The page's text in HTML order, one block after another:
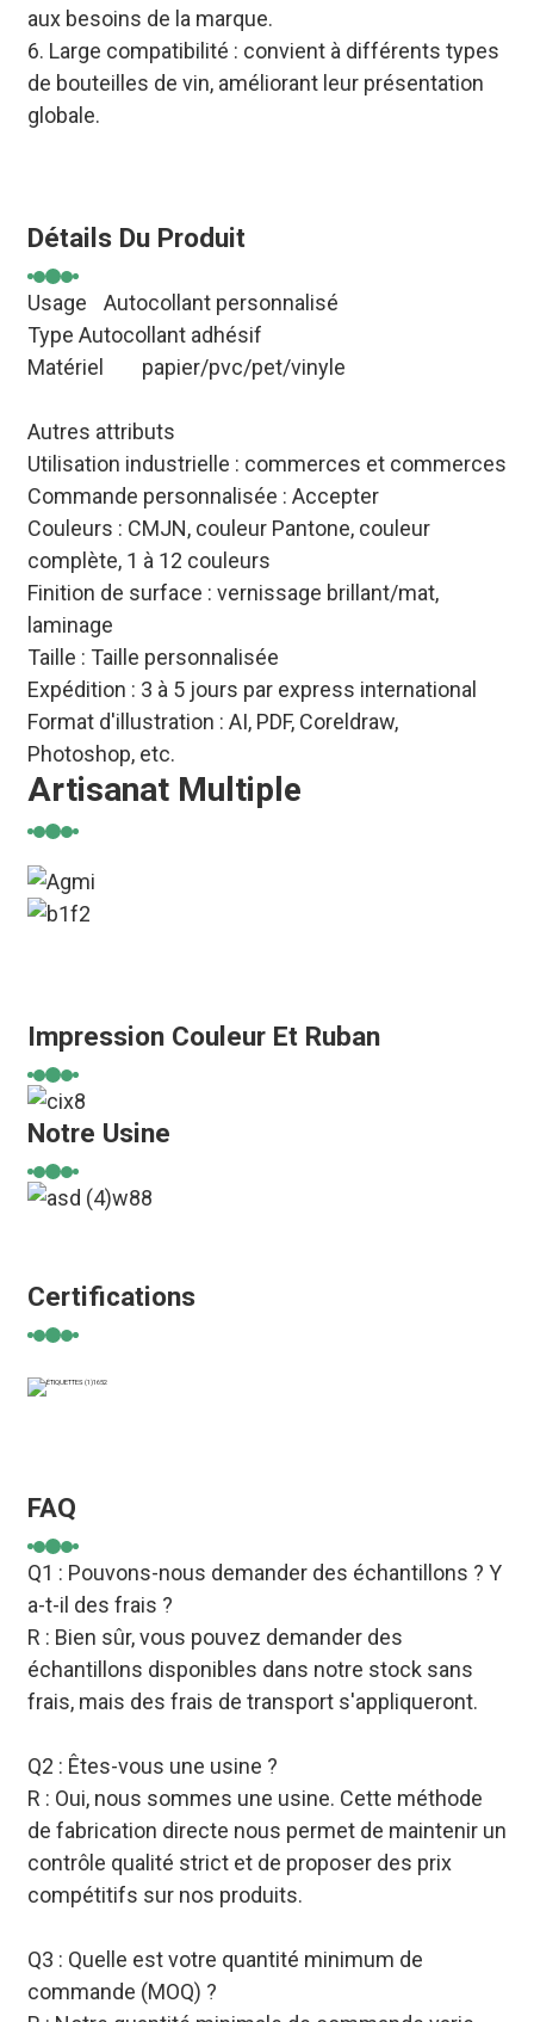
aux besoins de la marque.
6. Large compatibilité : convient à différents types
de bouteilles de vin, améliorant leur présentation
globale.
Détails Du Produit
Usage
Autocollant personnalisé
Type Autocollant adhésif
Matériel
papier/pvc/pet/vinyle
Autres attributs
Utilisation industrielle : commerces et commerces
Commande personnalisée : Accepter
Couleurs : CMJN, couleur Pantone, couleur
complète, 1 à 12 couleurs
Finition de surface : vernissage brillant/mat,
laminage
Taille : Taille personnalisée
Expédition : 3 à 5 jours par express international
Format d'illustration : AI, PDF, Coreldraw,
Photoshop, etc.
Artisanat Multiple
Impression Couleur Et Ruban
Notre Usine
Certifications
FAQ
Q1 : Pouvons-nous demander des échantillons ? Y
a-t-il des frais ?
R : Bien sûr, vous pouvez demander des
échantillons disponibles dans notre stock sans
frais, mais des frais de transport s'appliqueront.
Q2 : Êtes-vous une usine ?
R : Oui, nous sommes une usine. Cette méthode
de fabrication directe nous permet de maintenir un
contrôle qualité strict et de proposer des prix
compétitifs sur nos produits.
Q3 : Quelle est votre quantité minimum de
commande (MOQ) ?